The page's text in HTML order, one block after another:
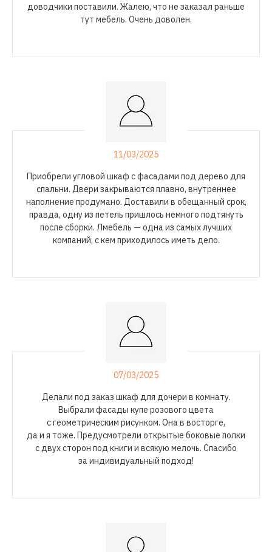
доводчики поставили. Жалею, что не заказал раньше
тут мебель. Очень доволен.
11/03/2025
Приобрели угловой шкаф с фасадами под дерево для
спальни. Двери закрываются плавно, внутреннее
наполнение продумано. Доставили в обещанный срок,
правда, одну из петель пришлось немного подтянуть
после сборки. Лмебель — одна из самых лучших
компаний, с кем приходилось иметь дело.
07/03/2025
Делали под заказ шкаф для дочери в комнату.
Выбрали фасады купе розового цвета
с геометрическим рисунком. Она в восторге,
да и я тоже. Предусмотрели открытые боковые полки
с двух сторон под книги и всякую мелочь. Спасибо
за индивидуальный подход!